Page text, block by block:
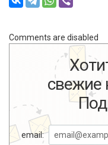
Comments are disabled
свежие
email: